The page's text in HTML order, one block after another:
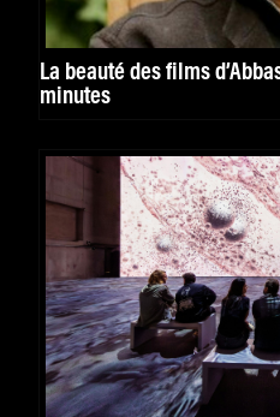
La beauté des films
minutes